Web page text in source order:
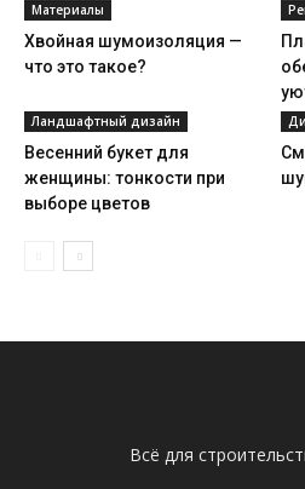
Материалы
Хвойная шумоизоляция —
что это такое?
Ландшафтный дизайн
Весенний букет для
женщины: тонкости при
выборе цветов
Всё для